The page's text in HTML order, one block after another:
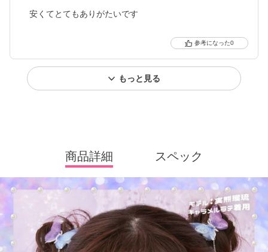
安くてとてもありがたいです
0
もっと見る
商品詳細 スペック